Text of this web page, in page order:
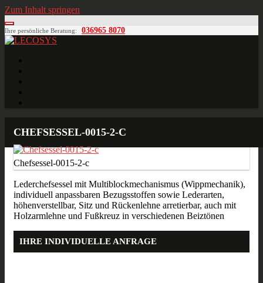
Zum Inhalt springen
Ihre persönliche Beratung: 036965 8070
CHEFSESSEL-0015-2-C
Chefsessel-0015-2-c
Lederchefsessel mit Multiblockmechanismus (Wippmechanik),
individuell anpassbaren Bezugsstoffen sowie Lederarten,
höhenverstellbar, Sitz und Rückenlehne arretierbar, auch mit
Holzarmlehne und Fußkreuz in verschiedenen Beiztönen
IHRE INDIVIDUELLE ANFRAGE